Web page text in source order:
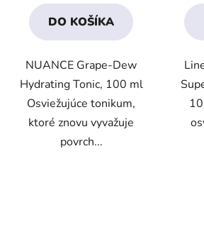
4,1
z
hviezdičiek.
DO KOŠÍKA
NUANCE Grape-Dew
Hydrating Tonic, 100 ml
Osviežujúce tonikum,
ktoré znovu vyvažuje
povrch...